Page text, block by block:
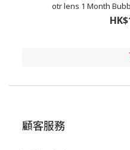
otr lens 1 Month
顧客服務